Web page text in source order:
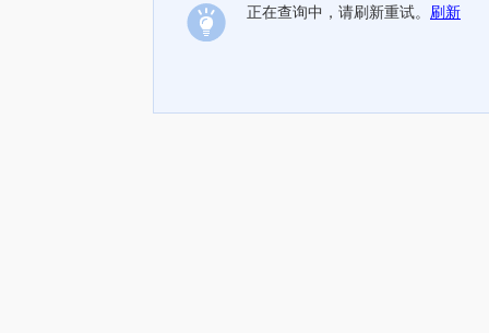
正在查询中，请刷新重试。 刷新